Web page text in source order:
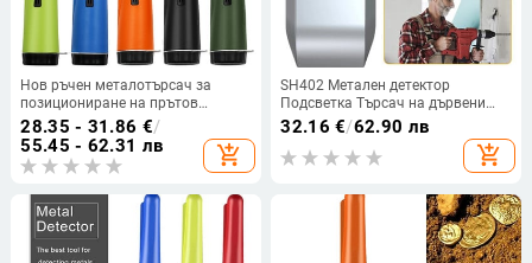
Нов ръчен металотърсач за
позициониране на прътов
детектор
28.35 - 31.86 €/
55.45 - 62.31 лв
add_shopping_cart
SH402 Метален детектор
Подсветка Търсач на дървени
шпилки Кабелни кабели
Проследяване на дълбочината
Откриване на ток 5 в 1
Undeground Sturs Стенен скенер
32.16 €/62.90 лв
add_shopping_cart